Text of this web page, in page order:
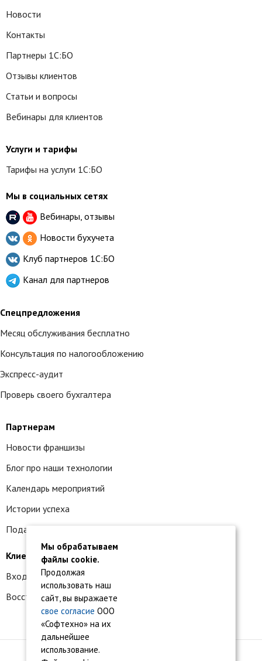
Новости
Контакты
Партнеры 1С:БО
Отзывы клиентов
Статьи и вопросы
Вебинары для клиентов
Услуги и тарифы
Тарифы на услуги 1С:БО
Мы в социальных сетях
Вебинары, отзывы
Новости бухучета
Клуб партнеров 1С:БО
Канал для партнеров
Спецпредложения
Месяц обслуживания бесплатно
Консультация по налогообложению
Экспресс-аудит
Проверь своего бухгалтера
Партнерам
Новости франшизы
Блог про наши технологии
Календарь мероприятий
Истории успеха
Подать заявку на франшизу
Клиентам
Вход в личный кабинет
Восстановление доступа к сервису 1С:БО
Мы обрабатываем
файлы cookie.
Продолжая
использовать наш
сайт, вы выражаете
свое согласие ООО
«Софтехно» на их
дальнейшее
использование.